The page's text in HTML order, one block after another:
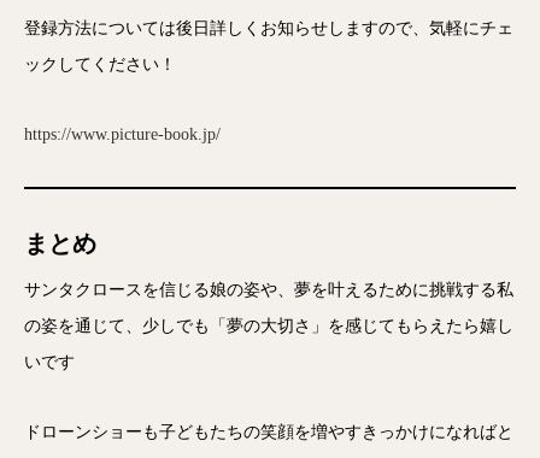
登録方法については後日詳しくお知らせしますので、気軽にチェ
ックしてください！
https://www.picture-book.jp/
まとめ
サンタクロースを信じる娘の姿や、夢を叶えるために挑戦する私
の姿を通じて、少しでも「夢の大切さ」を感じてもらえたら嬉し
いです
ドローンショーも子どもたちの笑顔を増やすきっかけになればと